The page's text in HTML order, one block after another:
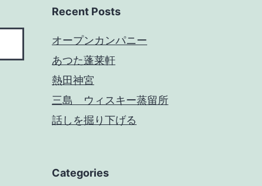
Recent Posts
オープンカンパニー
あつた蓬莱軒
熱田神宮
三島 ウィスキー蒸留所
話しを掘り下げる
Categories